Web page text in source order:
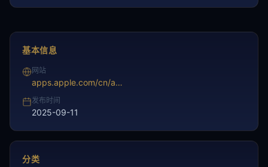
基本信息
网站
apps.apple.com/cn/app/%E9%97%AE%E7%8E%A5-ai%E5%85%AB%E5%AD%97%E4%B8%8E%E6%83%85%E7%BB%AA%E9%99%AA%E4%BC%B4/id6740871623
发布时间
2025-09-11
分类